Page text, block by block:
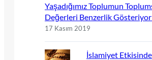
Yaşadığımız Toplumun
Değerleri Benzerlik Gösteriyor
17 Kasım 2019
İslamiyet